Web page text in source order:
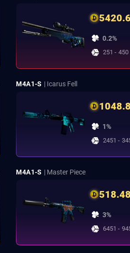
0.2%
251 - 450
M4A1-S | Icarus Fell
1%
2451 -
M4A1-S | Master Piece
518.48
3%
6451 -